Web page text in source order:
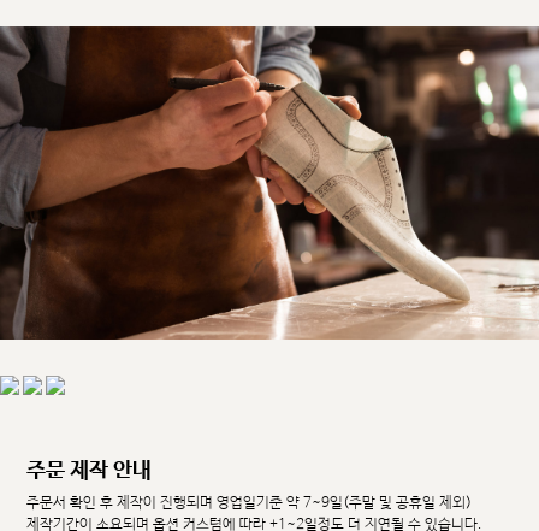
주문 제작 안내
주문서 확인 후 제작이 진행되며 영업일기준 약 7~9일(주말 및 공휴일 제외)
제작기간이 소요되며 옵션 커스텀에 따라 +1~2일정도 더 지연될 수 있습니다.